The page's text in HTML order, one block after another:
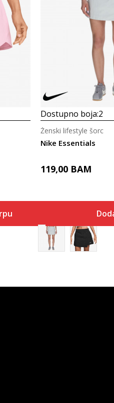
Dostupno boja:2
Nike Essentials
Ženski lifestyle šorc
119,00 BAM